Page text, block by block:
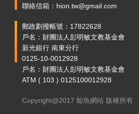
聯絡信箱：hion.tw@gmail.com
郵政劃撥帳號：17822628
戶名：財團法人彭明敏文教基金會
新光銀行 南東分行
0125-10-0012928
戶名：財團法人彭明敏文教基金會
ATM ( 103 ) 0125100012928
Copyright@2017 鯨魚網站 版權所有